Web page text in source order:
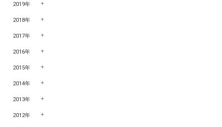
2019年
2018年
2017年
2016年
2015年
2014年
2013年
2012年